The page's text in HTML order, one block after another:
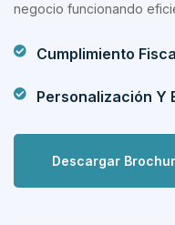
negocio funcionando
Cumplimiento
Personalización Y
Descargar